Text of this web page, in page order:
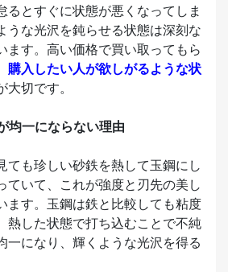
るとすぐに状態が悪くなってしま
うな光沢を鈍らせる状態は深刻な
ます。高い価格で買い取ってもら
購入したい人が欲しがるような状
大切です。
均一にならない理由
ても珍しい砂鉄を熱して玉鋼にし
ていて、これが強度と刃先の美し
ます。玉鋼は鉄と比較しても粘度
熱した状態で打ち込むことで不純
一になり、輝くような光沢を得る